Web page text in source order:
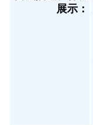
展示 ：